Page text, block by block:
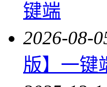
键端
2026-08-
版】一键